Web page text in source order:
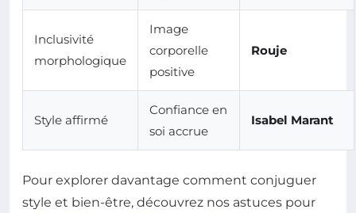
Inclusivité
morphologique
Image
corporelle
positive
Rouje
Style affirmé
Confiance en
soi accrue
Isabel Marant
Pour explorer davantage comment conjuguer
style et bien-être, découvrez nos astuces pour